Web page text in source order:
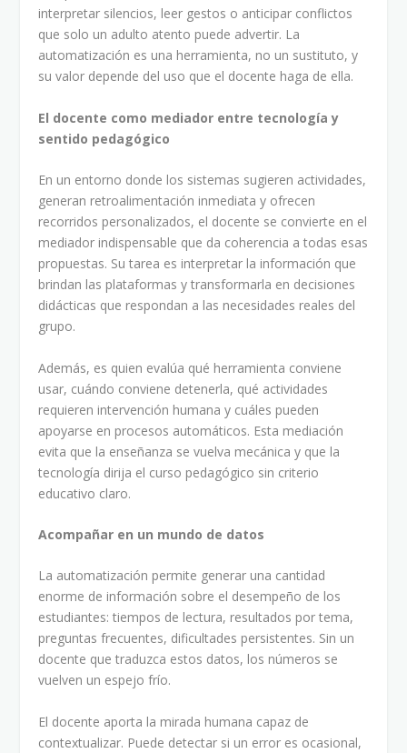
interpretar silencios, leer gestos o anticipar conflictos
que solo un adulto atento puede advertir. La
automatización es una herramienta, no un sustituto, y
su valor depende del uso que el docente haga de ella.
El docente como mediador entre tecnología y
sentido pedagógico
En un entorno donde los sistemas sugieren actividades,
generan retroalimentación inmediata y ofrecen
recorridos personalizados, el docente se convierte en el
mediador indispensable que da coherencia a todas esas
propuestas. Su tarea es interpretar la información que
brindan las plataformas y transformarla en decisiones
didácticas que respondan a las necesidades reales del
grupo.
Además, es quien evalúa qué herramienta conviene
usar, cuándo conviene detenerla, qué actividades
requieren intervención humana y cuáles pueden
apoyarse en procesos automáticos. Esta mediación
evita que la enseñanza se vuelva mecánica y que la
tecnología dirija el curso pedagógico sin criterio
educativo claro.
Acompañar en un mundo de datos
La automatización permite generar una cantidad
enorme de información sobre el desempeño de los
estudiantes: tiempos de lectura, resultados por tema,
preguntas frecuentes, dificultades persistentes. Sin un
docente que traduzca estos datos, los números se
vuelven un espejo frío.
El docente aporta la mirada humana capaz de
contextualizar. Puede detectar si un error es ocasional,